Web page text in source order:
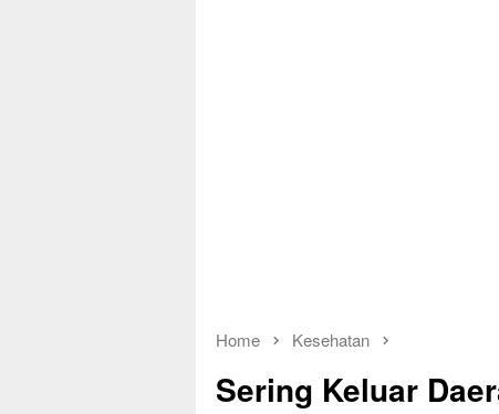
Home Kesehatan
Sering Keluar